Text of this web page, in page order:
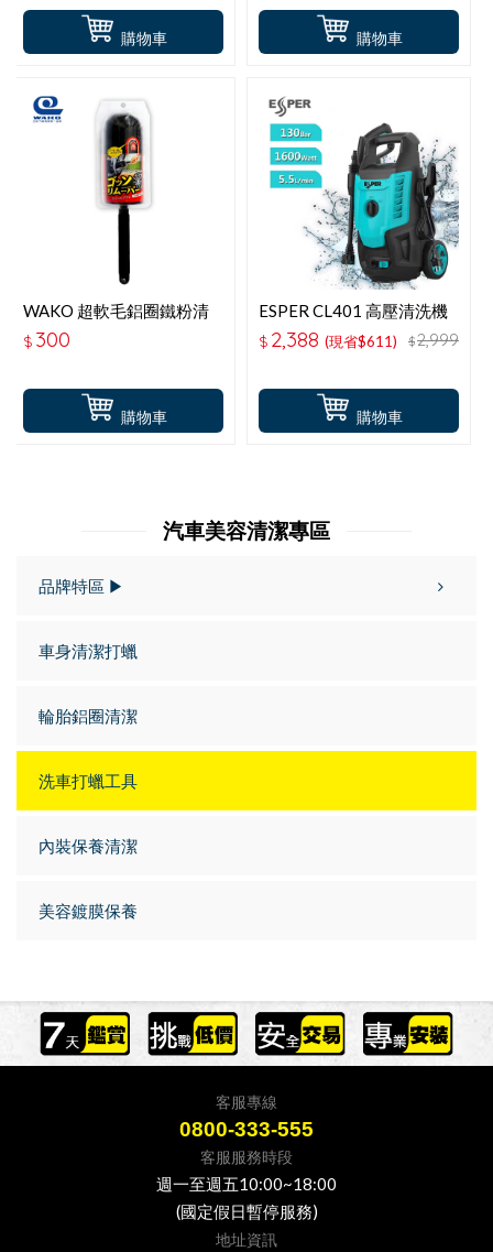
購物車 購物車
購物車
WAKO 超軟毛鋁圈鐵粉清
潔刷 CS-96
$ 300
購物車
ESPER CL401 高壓清洗機
$ 2,388 (現省$611) $2,999
汽車美容清潔專區
品牌特區 ▶
車身清潔打蠟
輪胎鋁圈清潔
洗車打蠟工具
內裝保養清潔
美容鍍膜保養
客服專線
0800-333-555
客服服務時段
週一至週五10:00~18:00
(國定假日暫停服務)
地址資訊